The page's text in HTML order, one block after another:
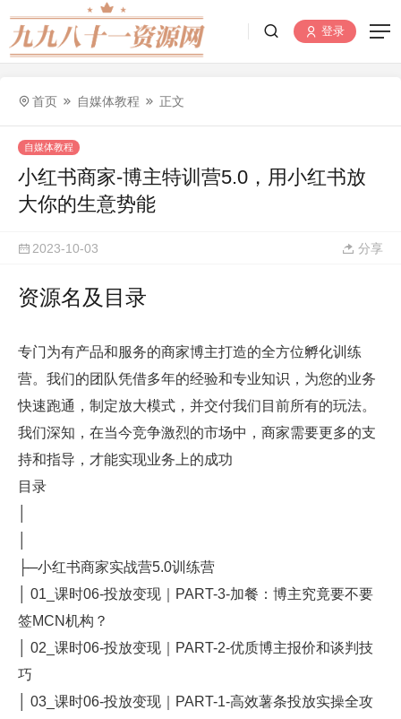
登录
首页 自媒体教程 正文
自媒体教程
小红书商家-博主特训营5.0，用小红书放
大你的生意势能
2023-10-03 分享
资源名及目录
专门为有产品和服务的商家博主打造的全方位孵化训练
营。我们的团队凭借多年的经验和专业知识，为您的业务
快速跑通，制定放大模式，并交付我们目前所有的玩法。
我们深知，在当今竞争激烈的市场中，商家需要更多的支
持和指导，才能实现业务上的成功
目录
├─小红书商家实战营5.0训练营
│ 01_课时06-投放变现｜PART-3-加餐：博主究竟要不要
签MCN机构？
│ 02_课时06-投放变现｜PART-2-优质博主报价和谈判技
巧
│ 03_课时06-投放变现｜PART-1-高效薯条投放实操全攻